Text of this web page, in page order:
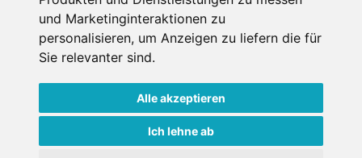
und Marketinginteraktionen zu
personalisieren, um Anzeigen zu liefern die für
Sie relevanter sind.
Alle akzeptieren
Ich lehne ab
Portale
FAQ Newsletter
Copyright ©2026 Schneemenschen GmbH
Goldener Herbst in den Alpen- Angebote vergleichen
& die Natur genießen! Jetzt Angebote entdecken!